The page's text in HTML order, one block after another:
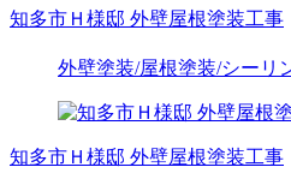
知多市Ｈ様邸 外壁屋根塗装工事
外壁塗装/屋根塗装/シーリ
知多市Ｈ様邸 外壁屋根塗装工事